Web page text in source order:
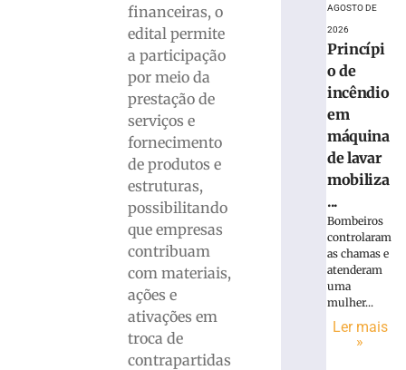
financeiras, o
edital permite
a participação
por meio da
prestação de
serviços e
fornecimento
de produtos e
estruturas,
possibilitando
que empresas
contribuam
com materiais,
ações e
ativações em
troca de
contrapartidas
agosto
2026
mais
Big
Band
Brusque
homenageia
Aldo
Krieger
em
semana
dedicada
AGOSTO DE
2026
Princípi
o de
incêndio
em
máquina
de lavar
mobiliza
...
Bombeiros
controlaram
as chamas e
atenderam
uma
mulher...
Ler mais
»